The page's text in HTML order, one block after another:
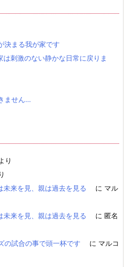
決まる我が家です
刺激のない静かな日常に戻りま
ません…
り
来を見、親は過去を見る
に マル
来を見、親は過去を見る
に 匿名
の試合の事で頭一杯です
に マルコ